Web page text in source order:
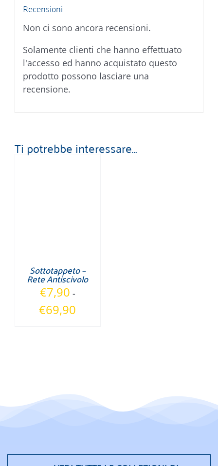
Recensioni
Non ci sono ancora recensioni.
Solamente clienti che hanno effettuato
l'accesso ed hanno acquistato questo
prodotto possono lasciare una
recensione.
Ti potrebbe interessare…
Sottotappeto –
Rete Antiscivolo
€7,90 -
€69,90